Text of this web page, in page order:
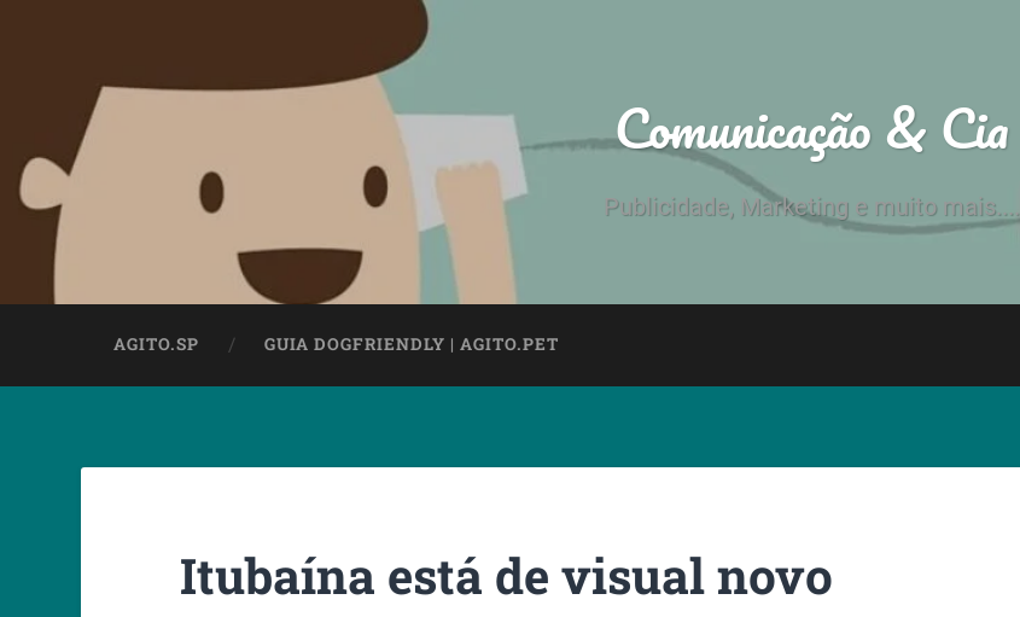
Comunicação & Cia
Publicidade, Marketing e muito mais....
AGITO.SP GUIA DOGFRIENDLY | AGITO.PET
Itubaína está de visual novo